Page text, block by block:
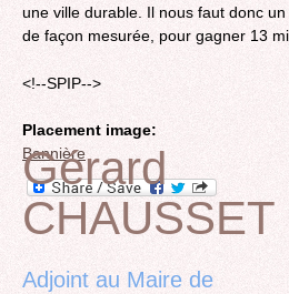
une ville durable. Il nous faut donc
de façon mesurée, pour gagner 13
<!--SPIP-->
Placement image:
Bannière
Back
to
Gérard
CHAUSSET
Adjoint au Maire de